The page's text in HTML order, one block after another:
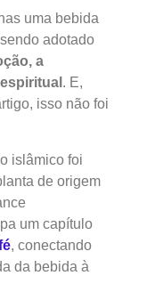
uma bebida
adotado
a
. E,
isso não foi
islâmico foi
de origem
um capítulo
, conectando
da bebida à